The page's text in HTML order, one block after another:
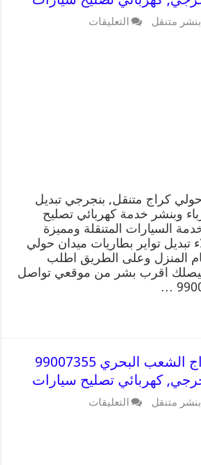
بنشر متنقل التعليقات
كراج متنقل, بنجرجي تبديل
وبنشر خدمة كهربائي تصليح
السيارات المتنقلة ومميزة
تبديل تواير بطاريات ميدان حولي
المنزل وعلى الطريق اطلب
اقرب بشر من موقعي تواصل
بنشر متنقل | كراج الشعب البحري 99007355
كهربائي تصليح سيارات
بنشر متنقل التعليقات